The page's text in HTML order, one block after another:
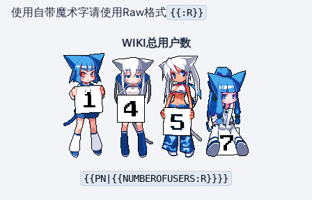
使用自带魔术字请使用Raw格式 {{:R}}
WIKI总用户数
{{PN|{{NUMBEROFUSERS:R}}}}